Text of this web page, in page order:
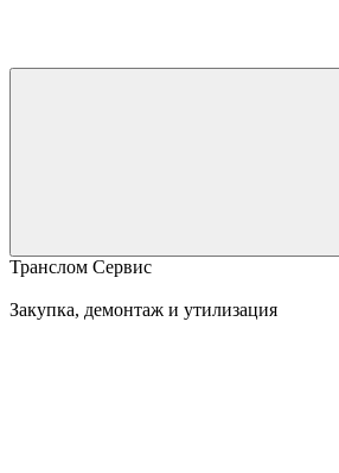
Транслом Сервис
Закупка, демонтаж и утилизация